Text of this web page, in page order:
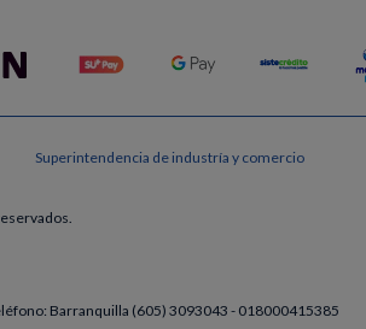
Superintendencia de industría y comercio
Barranquilla (605) 3093043 - 018000415385